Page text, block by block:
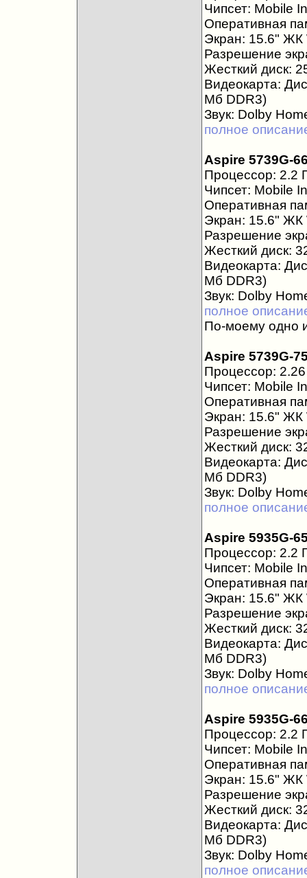
Чипсет: Mobile
Оперативная
Экран: 15.6" ЖК
Разрешение
Жесткий диск:
Видеокарта:
Мб DDR3)
Звук: Dolby
полное
Aspire 5739G-
Процессор: 2.2
Чипсет: Mobile
Оперативная
Экран: 15.6" ЖК
Разрешение
Жесткий диск:
Видеокарта:
Мб DDR3)
Звук: Dolby
полное
По-моему одно
Aspire 5739G-
Процессор:
Чипсет: Mobile
Оперативная
Экран: 15.6" ЖК
Разрешение
Жесткий диск:
Видеокарта:
Мб DDR3)
Звук: Dolby
полное
Aspire 5935G-
Процессор: 2.2
Чипсет: Mobile
Оперативная
Экран: 15.6" ЖК
Разрешение
Жесткий диск:
Видеокарта:
Мб DDR3)
Звук: Dolby
полное
Aspire 5935G-
Процессор: 2.2
Чипсет: Mobile
Оперативная
Экран: 15.6" ЖК
Разрешение
Жесткий диск:
Видеокарта:
Мб DDR3)
Звук: Dolby
полное